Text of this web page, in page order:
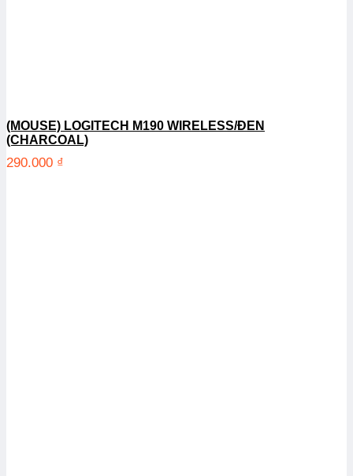
(MOUSE) LOGITECH M190 WIRELESS/ĐEN
(CHARCOAL)
290.000 ₫